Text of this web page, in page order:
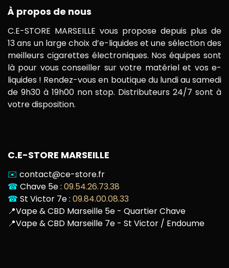
À propos de nous
C.E-STORE MARSEILLE vous propose depuis plus de
13 ans un large choix d’e-liquides et une sélection des
meilleurs cigarettes électroniques. Nos équipes sont
là pour vous conseiller sur votre matériel et vos e-
liquides ! Rendez-vous en boutique du lundi au samedi
de 9h30 à 19h00 non stop. Distributeurs 24/7 sont à
votre disposition.
C.E-STORE MARSEILLE
✉️ contact@ce-store.fr
☎ Chave 5e : 09.54.26.73.38
☎ St Victor 7e : 09.84.00.08.33
📍Vape & CBD Marseille 5e - Quartier Chave
📍Vape & CBD Marseille 7e - St Victor / Endoume